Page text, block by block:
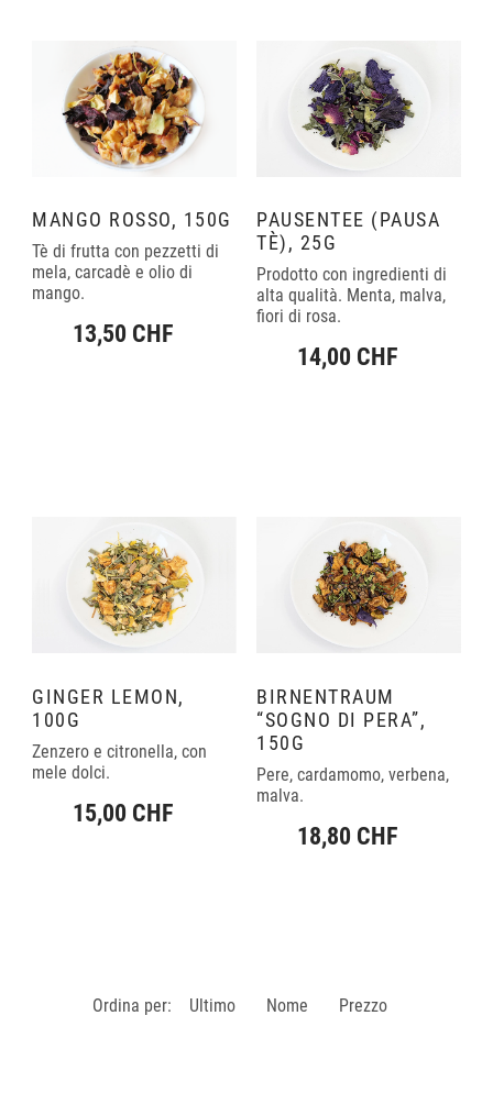
MANGO ROSSO, 150G
Tè di frutta con pezzetti di
mela, carcadè e olio di
mango.
13,50 CHF
PAUSENTEE (PAUSA
TÈ), 25G
Prodotto con ingredienti di
alta qualità. Menta, malva,
fiori di rosa.
14,00 CHF
GINGER LEMON,
100G
Zenzero e citronella, con
mele dolci.
15,00 CHF
BIRNENTRAUM
“SOGNO DI PERA”,
150G
Pere, cardamomo, verbena,
malva.
18,80 CHF
Ordina per: Ultimo Nome Prezzo